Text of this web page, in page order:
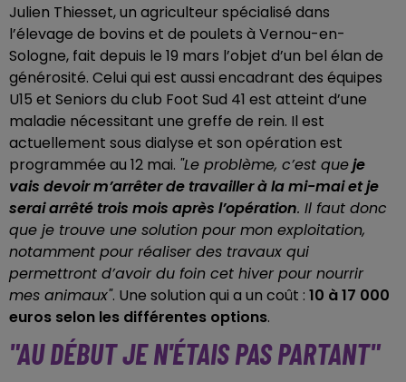
Julien Thiesset, un agriculteur spécialisé dans
l’élevage de bovins et de poulets à Vernou-en-
Sologne, fait depuis le 19 mars l’objet d’un bel élan de
générosité. Celui qui est aussi encadrant des équipes
U15 et Seniors du club Foot Sud 41 est atteint d’une
maladie nécessitant une greffe de rein. Il est
actuellement sous dialyse et son opération est
programmée au 12 mai. "Le problème, c’est queje
vais devoir m’arrêter de travailler à la mi-mai et je
serai arrêté trois mois après l’opération. Il faut donc
que je trouve une solution pour mon exploitation,
notamment pour réaliser des travaux qui
permettront d’avoir du foin cet hiver pour nourrir
mes animaux". Une solution qui a un coût : 10 à 17 000
euros selon les différentes options.
"AU DÉBUT JE N'ÉTAIS PAS PARTANT"